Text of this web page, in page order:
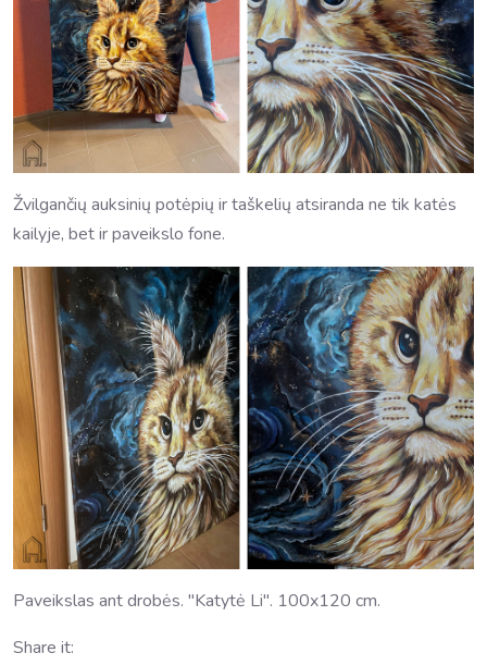
Žvilgančių auksinių potėpių ir taškelių atsiranda ne tik katės
kailyje, bet ir paveikslo fone.
Paveikslas ant drobės. "Katytė Li". 100x120 cm.
Share it: